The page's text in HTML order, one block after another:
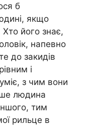
б
якщо
його знає,
напевно
до закидів
і
з чим вони
людина
тим
рильце в